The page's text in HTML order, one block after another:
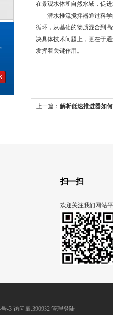
在景观水体和自然水域，促
潜水推流搅拌器通过科学
循环，从基础的物质混合到
决具体技术问题上，更在于
发挥着关键作用。
上一篇： 解析低速推进器如
扫一扫
欢迎关注我们网站
号-3 访问量:390932 管理登陆